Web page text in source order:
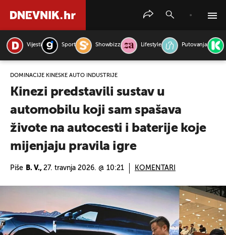
Vijesti Sport Showbizz Lifestyle Putovanja
DOMINACIJE KINESKE AUTO INDUSTRIJE
Kinezi predstavili sustav u
automobilu koji sam spašava
živote na autocesti i baterije koje
mijenjaju pravila igre
Piše B. V., 27. travnja 2026. @ 10:21 KOMENTARI
PRETRAŽITE VIJESTI